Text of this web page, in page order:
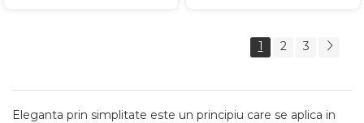
1 2 3
Eleganta prin simplitate este un principiu care se aplica in